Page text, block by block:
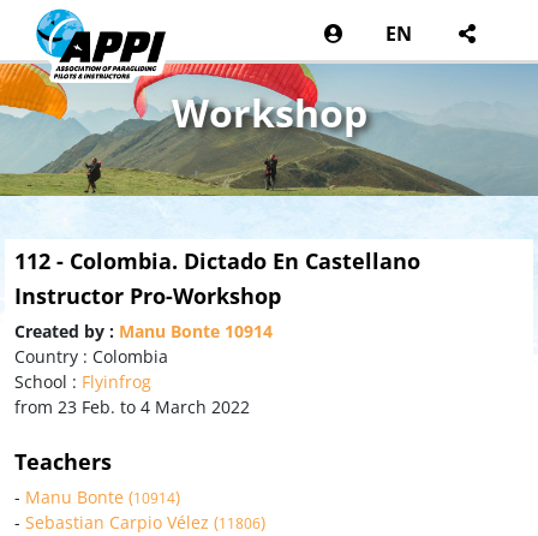
EN
Workshop
112 - Colombia. Dictado En Castellano
Instructor Pro-Workshop
Created by : Manu Bonte 10914
Country : Colombia
School : Flyinfrog
from 23 Feb. to 4 March 2022
Teachers
- Manu Bonte (10914)
-Sebastian Carpio Vélez (11806)